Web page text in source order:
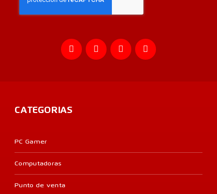
CATEGORIAS
PC Gamer
Computadoras
Punto de venta